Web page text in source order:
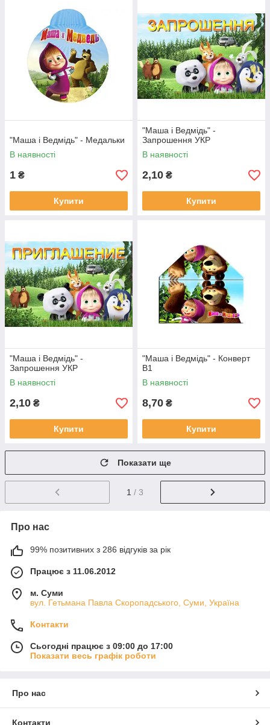
"Маша і Ведмідь" - Медальки
В наявності
1 ₴
Купити
"Маша і Ведмідь" -
Запрошення УКР
В наявності
2,10 ₴
Купити
"Маша і Ведмідь" -
Запрошення УКР
В наявності
2,10 ₴
Купити
"Маша і Ведмідь" - Конверт
В1
В наявності
8,70 ₴
Купити
Показати ще
1 / 3
Про нас
99% позитивних з 286 відгуків за рік
Працює з 11.06.2012
м. Суми
вул. Гетьмана Павла Скоропадського, Суми, Україна
Контакти
Сьогодні працює з 09:00 до 17:00
Показати весь графік роботи
Про нас
Контакти